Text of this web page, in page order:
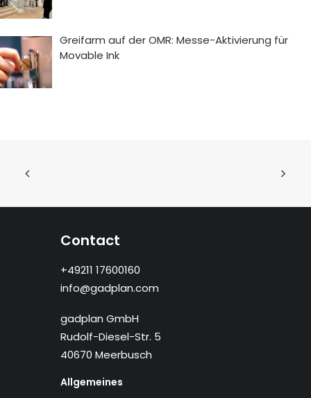
Greifarm auf der OMR: Messe-Aktivierung für
Movable Ink
Contact
+49211 17600160
info@gadplan.com
gadplan GmbH
Rudolf-Diesel-Str. 5
40670 Meerbusch
Allgemeines